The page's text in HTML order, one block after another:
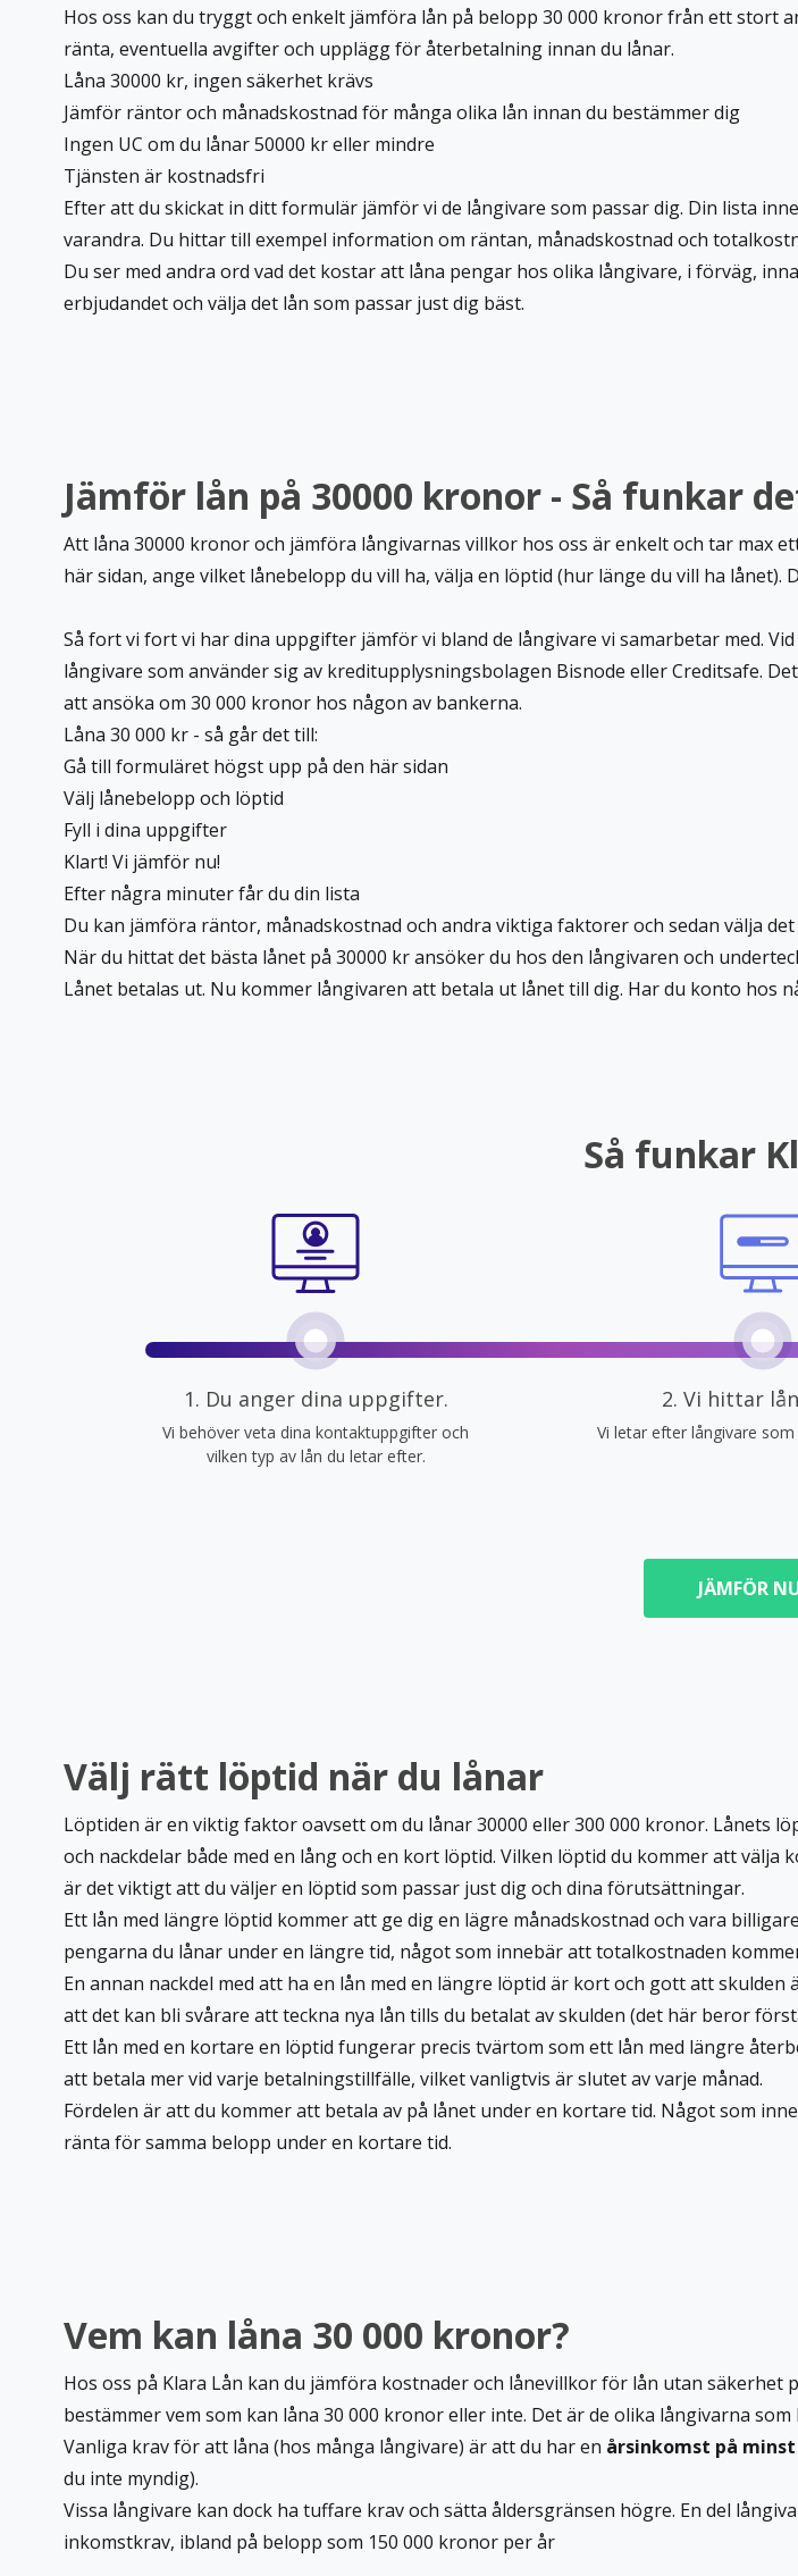
Hos oss kan du tryggt och enkelt jämföra lån på belopp 30 000 kronor från ett stort
ränta, eventuella avgifter och upplägg för återbetalning innan du lånar.
Låna 30000 kr, ingen säkerhet krävs
Jämför räntor och månadskostnad för många olika lån innan du bestämmer dig
Ingen UC om du lånar 50000 kr eller mindre
Tjänsten är kostnadsfri
Efter att du skickat in ditt formulär jämför vi de långivare som passar dig. Din lista
varandra. Du hittar till exempel information om räntan, månadskostnad och
Du ser med andra ord vad det kostar att låna pengar hos olika långivare, i förväg,
erbjudandet och välja det lån som passar just dig bäst.
Jämför lån på 30000 kronor - Så funkar
Att låna 30000 kronor och jämföra långivarnas villkor hos oss är enkelt och tar
här sidan, ange vilket lånebelopp du vill ha, välja en löptid (hur länge du vill ha
⁠Så fort vi fort vi har dina uppgifter jämför vi bland de långivare vi samarbetar med.
långivare som använder sig av kreditupplysningsbolagen Bisnode eller Creditsafe.
att ansöka om 30 000 kronor hos någon av bankerna.
Låna 30 000 kr - så går det till:
Gå till formuläret högst upp på den här sidan
Välj lånebelopp och löptid
Fyll i dina uppgifter
Klart! Vi jämför nu!
Efter några minuter får du din lista
Du kan jämföra räntor, månadskostnad och andra viktiga faktorer och sedan välja
När du hittat det bästa lånet på 30000 kr ansöker du hos den långivaren och
Lånet betalas ut. Nu kommer långivaren att betala ut lånet till dig. Har du konto
Så funkar
1. Du anger dina uppgifter.
Vi behöver veta dina kontaktuppgifter och
vilken typ av lån du letar efter.
2. Vi hittar
Vi letar efter långivare
JÄMFÖR
Välj rätt löptid när du lånar
Löptiden är en viktig faktor oavsett om du lånar 30000 eller 300 000 kronor. Lånets
och nackdelar både med en lång och en kort löptid. Vilken löptid du kommer att
är det viktigt att du väljer en löptid som passar just dig och dina förutsättningar.
Ett lån med längre löptid kommer att ge dig en lägre månadskostnad och vara
pengarna du lånar under en längre tid, något som innebär att totalkostnaden
En annan nackdel med att ha en lån med en längre löptid är kort och gott att
att det kan bli svårare att teckna nya lån tills du betalat av skulden (det här beror
Ett lån med en kortare en löptid fungerar precis tvärtom som ett lån med längre
att betala mer vid varje betalningstillfälle, vilket vanligtvis är slutet av varje månad.
Fördelen är att du kommer att betala av på lånet under en kortare tid. Något som
ränta för samma belopp under en kortare tid.
Vem kan låna 30 000 kronor?
Hos oss på Klara Lån kan du jämföra kostnader och lånevillkor för lån utan
bestämmer vem som kan låna 30 000 kronor eller inte. Det är de olika långivarna
Vanliga krav för att låna (hos många långivare) är att du har en årsinkomst på minst
du inte myndig).
Vissa långivare kan dock ha tuffare krav och sätta åldersgränsen högre. En del
inkomstkrav, ibland på belopp som 150 000 kronor per år